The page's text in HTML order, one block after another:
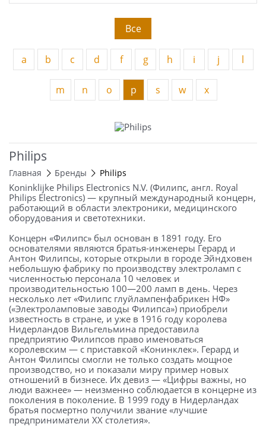
Все
a b c d f g h i j l
m n o p s w x
Philips
Главная Бренды Philips
Koninklijke Philips Electronics N.V. (Филипс, англ. Royal
Philips Electronics) — крупный международный концерн,
работающий в области электроники, медицинского
оборудования и светотехники.
Концерн «Филипс» был основан в 1891 году. Его
основателями являются братья-инженеры Герард и
Антон Филипсы, которые открыли в городе Эйндховен
небольшую фабрику по производству электроламп с
численностью персонала 10 человек и
производительностью 100—200 ламп в день. Через
несколько лет «Филипс глуйлампенфабрикен НФ»
(«Электроламповые заводы Филипса») приобрели
известность в стране, и уже в 1916 году королева
Нидерландов Вильгельмина предоставила
предприятию Филипсов право именоваться
королевским — c приставкой «Конинклек». Герард и
Антон Филипсы смогли не только создать мощное
производство, но и показали миру пример новых
отношений в бизнесе. Их девиз — «Цифры важны, но
люди важнее» — неизменно соблюдается в концерне из
поколения в поколение. В 1999 году в Нидерландах
братья посмертно получили звание «лучшие
предприниматели XX столетия».